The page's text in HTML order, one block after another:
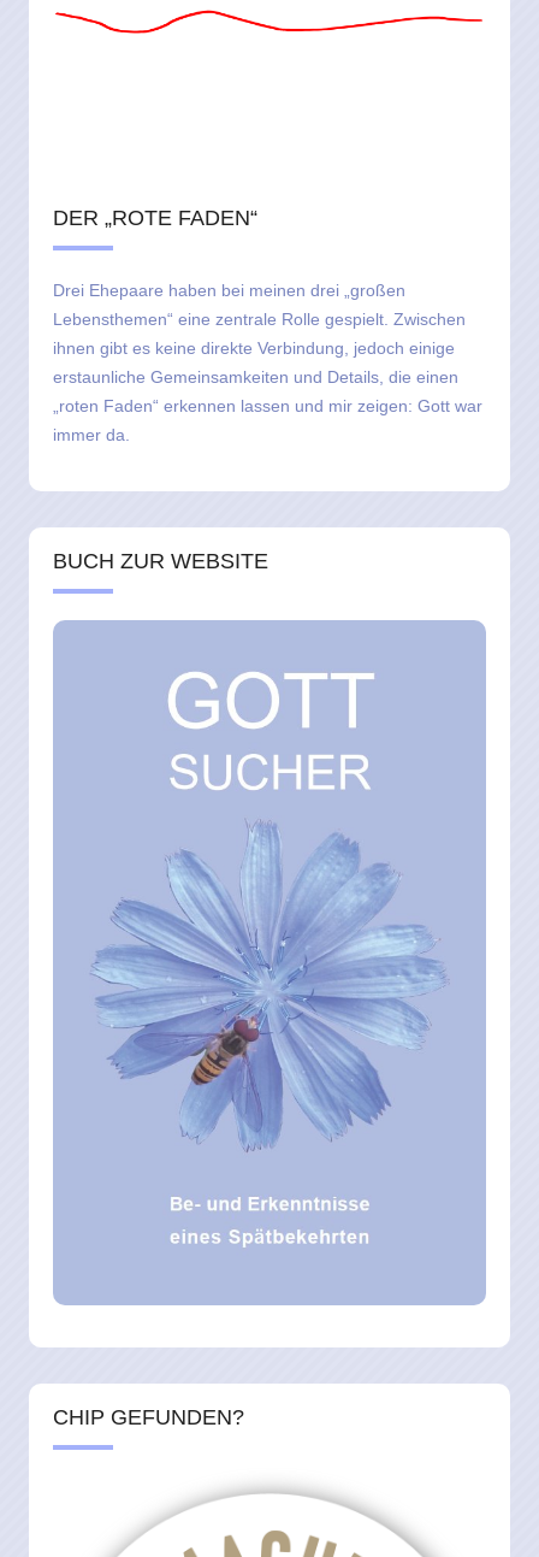
DER „ROTE FADEN“
Drei Ehepaare haben bei meinen drei „großen
Lebensthemen“ eine zentrale Rolle gespielt. Zwischen
ihnen gibt es keine direkte Verbindung, jedoch einige
erstaunliche Gemeinsamkeiten und Details, die einen
„roten Faden“ erkennen lassen und mir zeigen: Gott war
immer da.
BUCH ZUR WEBSITE
CHIP GEFUNDEN?